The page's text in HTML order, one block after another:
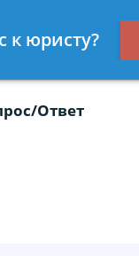
Ответ
к юристу?